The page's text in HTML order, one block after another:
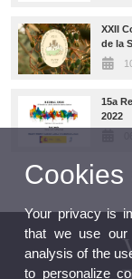
XXII
de la
15a
2022
Cookies
Your privacy is
that we use our
analysis of the
to personalize